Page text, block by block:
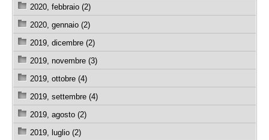
2020, febbraio (2)
2020, gennaio (2)
2019, dicembre (2)
2019, novembre (3)
2019, ottobre (4)
2019, settembre (4)
2019, agosto (2)
2019, luglio (2)